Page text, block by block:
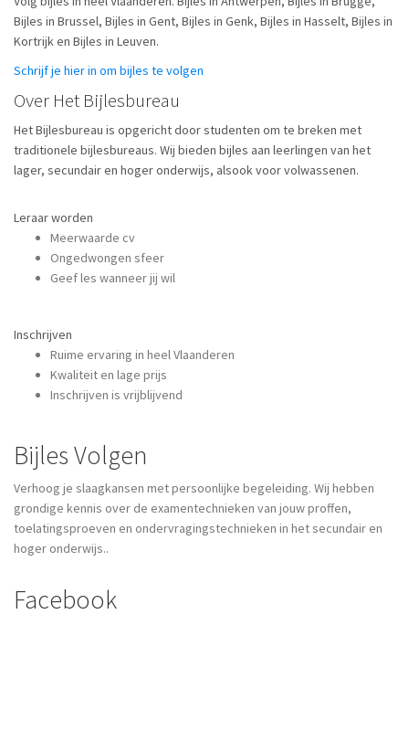
Bijles in Brussel, Bijles in Gent, Bijles in Genk, Bijles in Hasselt, Bijles in
Kortrijk en Bijles in Leuven.
Schrijf je hier in om bijles te volgen
Over Het Bijlesbureau
Het Bijlesbureau is opgericht door studenten om te breken met
traditionele bijlesbureaus. Wij bieden bijles aan leerlingen van het
lager, secundair en hoger onderwijs, alsook voor volwassenen.
Leraar worden
Meerwaarde cv
Ongedwongen sfeer
Geef les wanneer jij wil
Inschrijven
Ruime ervaring in heel Vlaanderen
Kwaliteit en lage prijs
Inschrijven is vrijblijvend
Bijles Volgen
Verhoog je slaagkansen met persoonlijke begeleiding. Wij hebben
grondige kennis over de examentechnieken van jouw proffen,
toelatingsproeven en ondervragingstechnieken in het secundair en
hoger onderwijs..
Facebook